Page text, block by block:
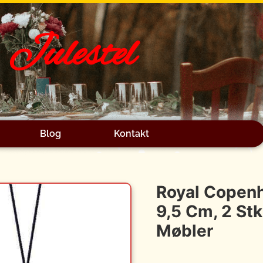
Julestel
Blog Kontakt
Royal
9,5 Cm, 2
Møbler